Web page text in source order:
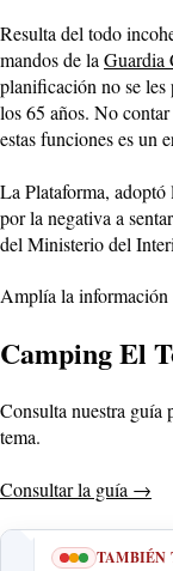
Resulta del todo
mandos de laGuardia
planificación no se les
los 65 años. No
estas funciones es un
La Plataforma, adoptó
por la negativa a
del Ministerio del
Amplía la información
Camping El
Consulta nuestra guía
tema.
Consultar la guía →
TAMBIÉN